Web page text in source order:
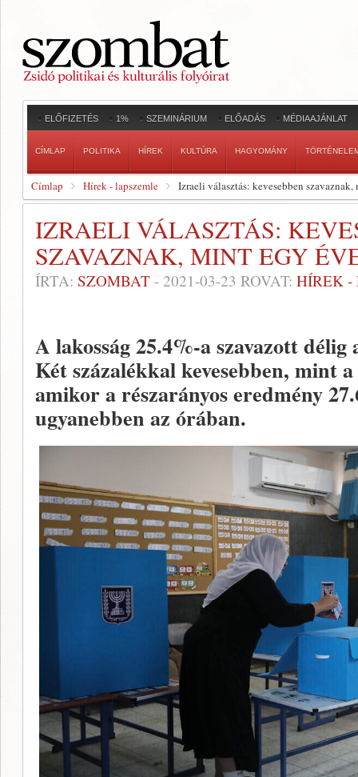
ELŐFIZETÉS 1% SZEMINÁRIUM ELŐADÁS MÉDIAAJÁNLAT
CÍMLAP POLITIKA HÍREK KULTÚRA HAGYOMÁNY
Címlap Hírek - lapszemle Izraeli választás: kevesebben szavaznak,
IZRAELI VÁLASZTÁS:
SZAVAZNAK, MINT EGY
ÍRTA: SZOMBAT - 2021-03-23 ROVAT: HÍREK -
A lakosság 25.4%-a szavazott
Két százalékkal kevesebben, mint
amikor a részarányos eredmény
ugyanebben az órában.